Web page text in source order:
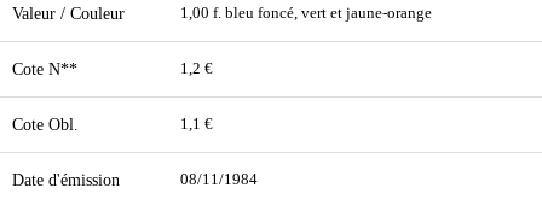
Valeur / Couleur 1,00 f. bleu foncé, vert et jaune-orange
Cote N** 1,2 €
Cote Obl. 1,1 €
Date d'émission 08/11/1984